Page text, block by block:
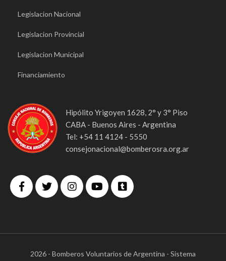
Legislacion Nacional
Legislacion Provincial
Legislacion Municipal
Financiamiento
Hipólito Yrigoyen 1628, 2° y 3° Piso
CABA - Buenos Aires - Argentina
Tel: +54 11 4124 - 5550
consejonacional@bomberosra.org.ar
2026 - Bomberos Voluntarios de Argentina - Sistema